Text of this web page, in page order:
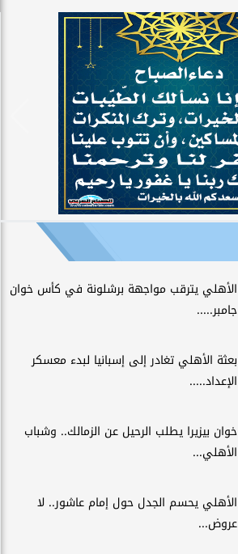
الأهلي يترقب مواجهة برشلونة في كأس خوان
جامبر.....
بعثة الأهلي تغادر إلى إسبانيا لبدء معسكر
الإعداد.....
خوان بيزيرا يطلب الرحيل عن الزمالك.. وشباب
الأهلي...
الأهلي يحسم الجدل حول إمام عاشور.. لا
عروض...